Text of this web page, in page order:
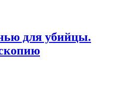
для убийцы.